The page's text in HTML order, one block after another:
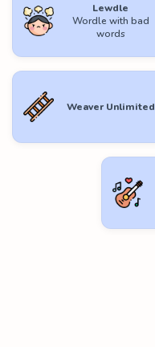
Lewdle
Wordle with bad
words
Weaver Unlimited